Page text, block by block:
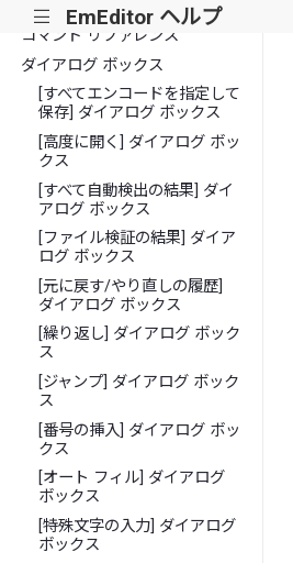
||| EmEditor ヘルプ
使い方
コマンド リファレンス
ダイアログ ボックス
[すべてエンコードを指定して
保存] ダイアログ ボックス
[高度に開く] ダイアログ ボッ
クス
[すべて自動検出の結果] ダイ
アログ ボックス
[ファイル検証の結果] ダイア
ログ ボックス
[元に戻す/やり直しの履歴]
ダイアログ ボックス
[繰り返し] ダイアログ ボック
ス
[ジャンプ] ダイアログ ボック
ス
[番号の挿入] ダイアログ ボッ
クス
[オート フィル] ダイアログ
ボックス
[特殊文字の入力] ダイアログ
ボックス